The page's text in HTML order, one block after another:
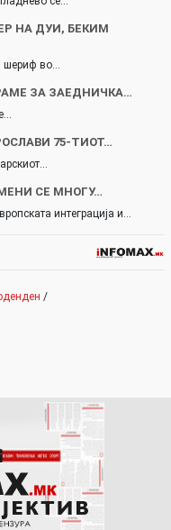
НА ДУИ, БЕКИМ
во…
ЗА ЗАЕДНИЧКА…
75-ТИОТ…
СЕ МНОГУ…
интеграција и…
/